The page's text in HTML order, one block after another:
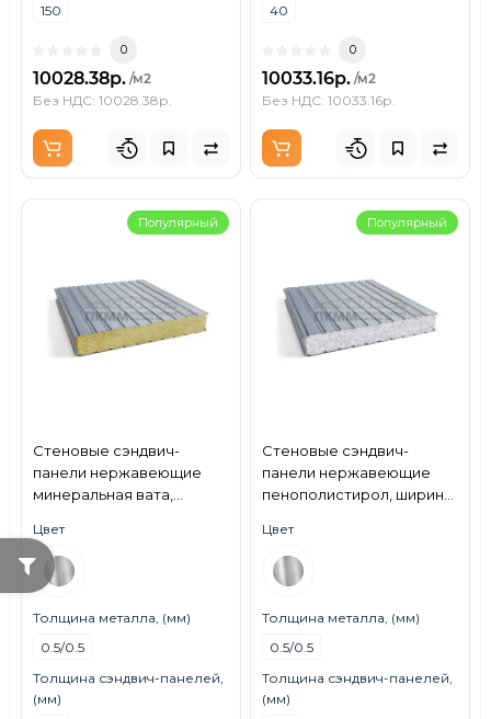
150
0
10028.38р. /м2
Без НДС: 10028.38р.
40
0
10033.16р. /м2
Без НДС: 10033.16р.
Популярный
Стеновые сэндвич-
панели нержавеющие
минеральная вата,
150 мм, 0.5/0.5, AISI 430
Цвет
Толщина металла, (мм)
0.5/0.5
Толщина сэндвич-панелей,
(мм)
Популярный
Стеновые сэндвич-
панели нержавеющие
пенополистирол, ширина
0.5/0.5, AISI 430
Цвет
Толщина металла, (мм)
0.5/0.5
Толщина сэндвич-панелей,
(мм)